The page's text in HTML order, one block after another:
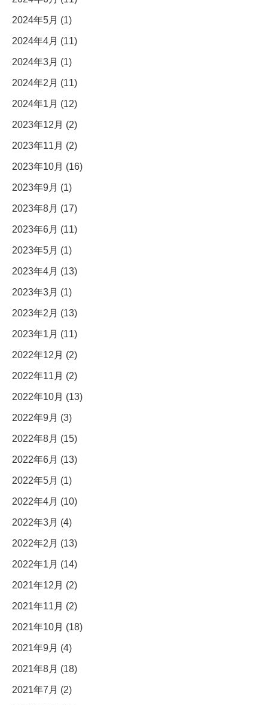
2024年5月 (1)
2024年4月 (11)
2024年3月 (1)
2024年2月 (11)
2024年1月 (12)
2023年12月 (2)
2023年11月 (2)
2023年10月 (16)
2023年9月 (1)
2023年8月 (17)
2023年6月 (11)
2023年5月 (1)
2023年4月 (13)
2023年3月 (1)
2023年2月 (13)
2023年1月 (11)
2022年12月 (2)
2022年11月 (2)
2022年10月 (13)
2022年9月 (3)
2022年8月 (15)
2022年6月 (13)
2022年5月 (1)
2022年4月 (10)
2022年3月 (4)
2022年2月 (13)
2022年1月 (14)
2021年12月 (2)
2021年11月 (2)
2021年10月 (18)
2021年9月 (4)
2021年8月 (18)
2021年7月 (2)